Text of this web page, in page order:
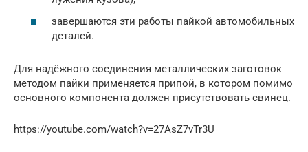
завершаются эти работы пайкой автомобильных
деталей.
Для надёжного соединения металлических заготовок
методом пайки применяется припой, в котором помимо
основного компонента должен присутствовать свинец.
https://youtube.com/watch?v=27AsZ7vTr3U